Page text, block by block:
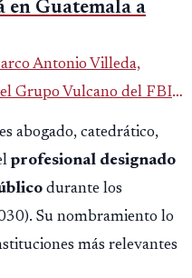
en Guatemala a
Antonio Villeda,
Grupo Vulcano del FBI
abogado, catedrático,
profesional designado
durante los
Su nombramiento lo
más relevantes